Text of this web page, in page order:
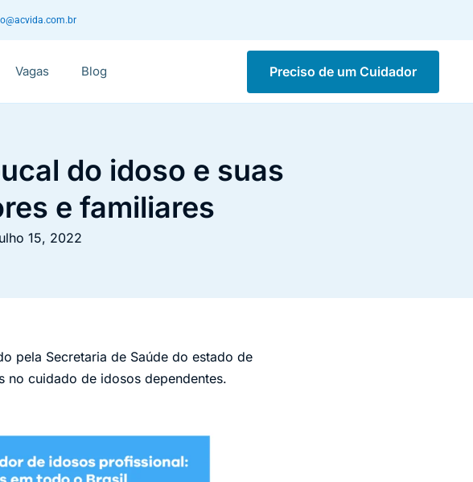
Vagas Blog Preciso de um Cuidador
do idoso e suas
e familiares
15, 2022
pela Secretaria de Saúde do estado de
no cuidado de idosos dependentes.